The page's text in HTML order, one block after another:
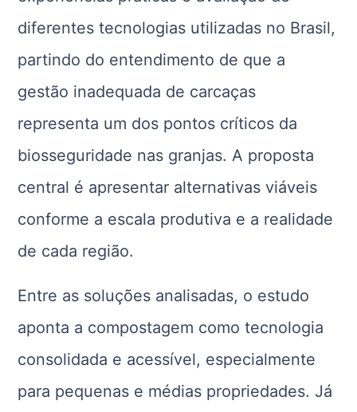
diferentes tecnologias utilizadas no Brasil,
partindo do entendimento de que a
gestão inadequada de carcaças
representa um dos pontos críticos da
biosseguridade nas granjas. A proposta
central é apresentar alternativas viáveis
conforme a escala produtiva e a realidade
de cada região.
Entre as soluções analisadas, o estudo
aponta a compostagem como tecnologia
consolidada e acessível, especialmente
para pequenas e médias propriedades. Já